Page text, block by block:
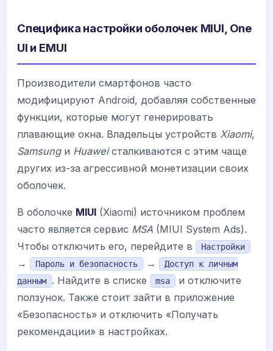
Специфика настройки оболочек MIUI, One
UI и EMUI
Производители смартфонов часто
модифицируют Android, добавляя собственные
функции, которые могут генерировать
плавающие окна. Владельцы устройств Xiaomi,
Samsungи Huaweiсталкиваются с этим чаще
других из-за агрессивной монетизации своих
оболочек.
В оболочке MIUI (Xiaomi) источником проблем
часто является сервис MSA (MIUI System Ads).
Чтобы отключить его, перейдите в
Настройки
→ Пароль и безопасность →
Доступ к личным
данным
. Найдите в списке msa
и отключите
ползунок. Также стоит зайти в приложение
«Безопасность» и отключить «Получать
рекомендации» в настройках.